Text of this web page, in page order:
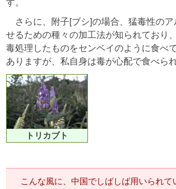
す。
さらに、附子[ブシ]の場合、猛毒性のア
せるための種々の加工法が知られており
毒処理したものをセンベイのように食べ
ありますが、私自身は毒が心配で食べら
トリカブト
こんな風に、中国でしばしば用いられて